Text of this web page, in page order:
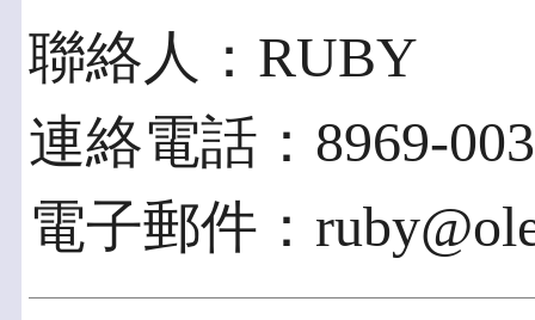
聯絡人：RUBY
連絡電話：8969-
電子郵件：